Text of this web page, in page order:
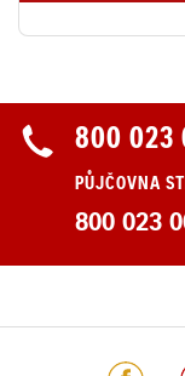
800 023
PŮJČOVNA
800 023